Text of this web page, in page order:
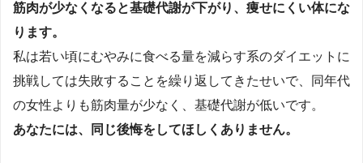
筋肉が少なくなると基礎代謝が下がり、痩せにくい体にな
ります。
私は若い頃にむやみに食べる量を減らす系のダイエットに
挑戦しては失敗することを繰り返してきたせいで、同年代
の女性よりも筋肉量が少なく、基礎代謝が低いです。
あなたには、同じ後悔をしてほしくありません。